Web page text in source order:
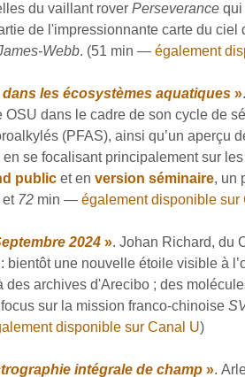
du vaillant rover Perseverance qui
de l'impressionnante carte du ciel
Webb. (51 min — également
les écosystèmes aquatiques»
dans le cadre de son cycle de
(PFAS), ainsi qu’un aperçu
se focalisant principalement sur
publicet en version séminaire, un
et 72 min — également disponible sur
2024». Johan Richard, du
bientôt une nouvelle étoile visible à
des archives d'Arecibo ; des
sur la mission franco-chinoise
disponible sur Canal U)
intégrale de champ».